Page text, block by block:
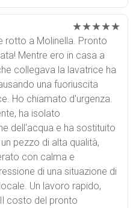
★★★★★
rotto a Molinella. Pronto
Mentre ero in casa a
collegava la lavatrice ha
una fuoriuscita
Ho chiamato d'urgenza.
ha isolato
dell'acqua e ha sostituito
pezzo di alta qualità,
con calma e
di una situazione di
Un lavoro rapido,
costo del pronto